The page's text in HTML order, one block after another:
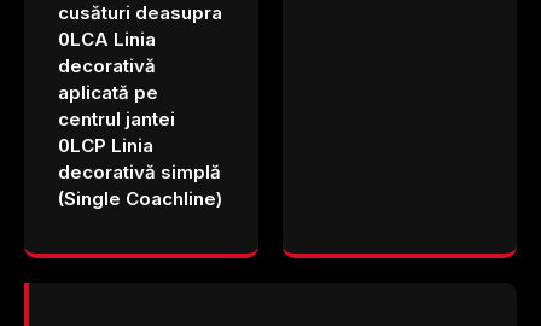
cusături deasupra
0LCA Linia
decorativă
aplicată pe
centrul jantei
0LCP Linia
decorativă simplă
(Single Coachline)